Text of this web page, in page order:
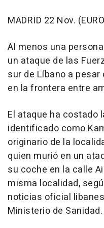
MADRID 22 Nov.
Al menos una
un ataque de las
sur de Líbano a
en la frontera entre
El ataque ha costado
identificado como
originario de la
quien murió en un
su coche en la calle
misma localidad,
noticias oficial
Ministerio de Sanidad.